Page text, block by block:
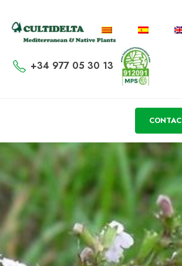
+34 977 05 30 13